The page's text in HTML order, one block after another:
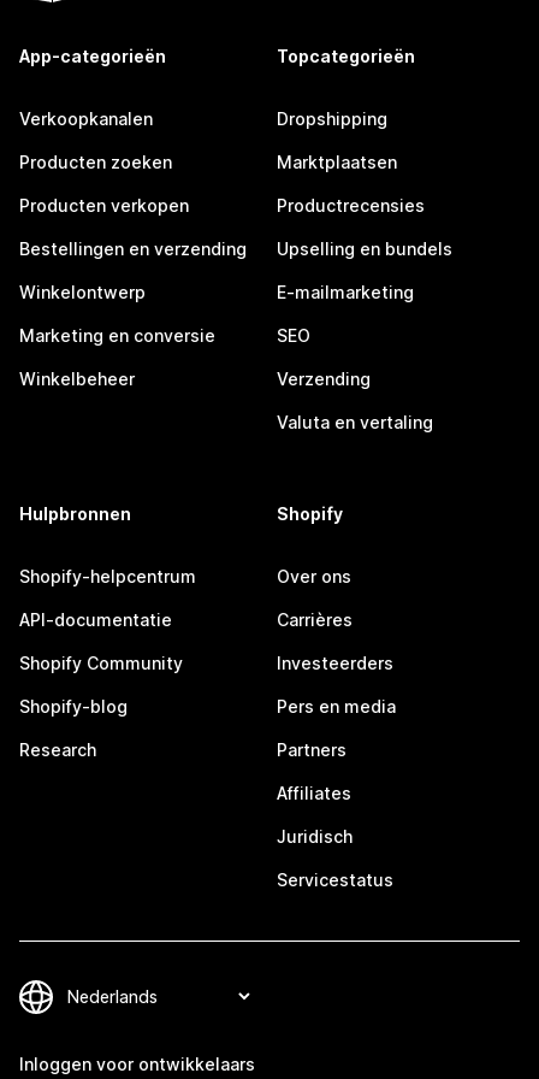
App-categorieën
Verkoopkanalen
Producten zoeken
Producten verkopen
Bestellingen en verzending
Winkelontwerp
Marketing en conversie
Winkelbeheer
Topcategorieën
Dropshipping
Marktplaatsen
Productrecensies
Upselling en bundels
E-mailmarketing
SEO
Verzending
Valuta en vertaling
Hulpbronnen
Shopify-helpcentrum
API-documentatie
Shopify Community
Shopify-blog
Research
Shopify
Over ons
Carrières
Investeerders
Pers en media
Partners
Affiliates
Juridisch
Servicestatus
Inloggen voor ontwikkelaars